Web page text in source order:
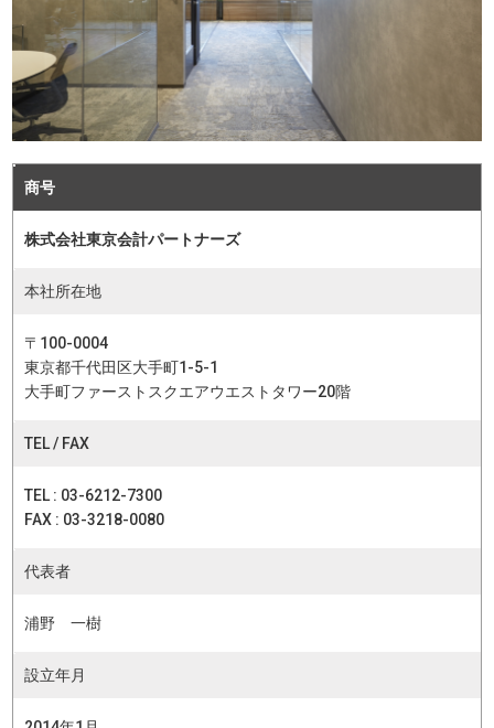
商号
株式会社東京会計パートナーズ
本社所在地
〒100-0004
東京都千代田区大手町1-5-1
大手町ファーストスクエアウエストタワー20階
TEL / FAX
TEL : 03-6212-7300
FAX : 03-3218-0080
代表者
浦野 一樹
設立年月